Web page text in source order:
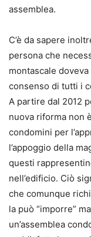
assemblea.
C’è da sapere
persona che
montascale
consenso di tutti i
A partire dal 2012
nuova riforma non
condomini per
l’appoggio della
questi
nell’edificio. Ciò
che comunque
la può “imporre”
un’assemblea